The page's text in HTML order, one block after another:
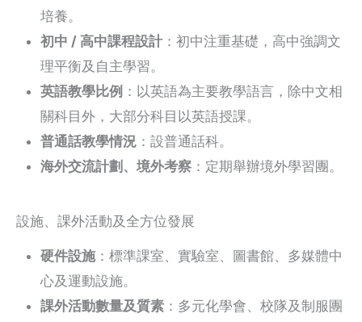
培養。
初中 / 高中課程設計 ：初中注重基礎，高中強調文
理平衡及自主學習。
英語教學比例 ：以英語為主要教學語言，除中文相
關科目外，大部分科目以英語授課。
普通話教學情況 ：設普通話科。
海外交流計劃、境外考察 ：定期舉辦境外學習團。
設施、課外活動及全方位發展
硬件設施：標準課室、實驗室、圖書館、多媒體中
心及運動設施。
課外活動數量及質素 ：多元化學會、校隊及制服團